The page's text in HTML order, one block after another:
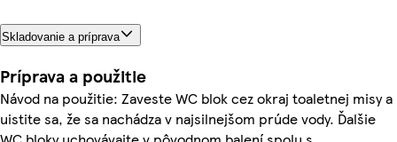
Skladovanie a príprava
Príprava a použitie
Návod na použitie: Zaveste WC blok cez okraj toaletnej misy a
uistite sa, že sa nachádza v najsilnejšom prúde vody. Ďalšie